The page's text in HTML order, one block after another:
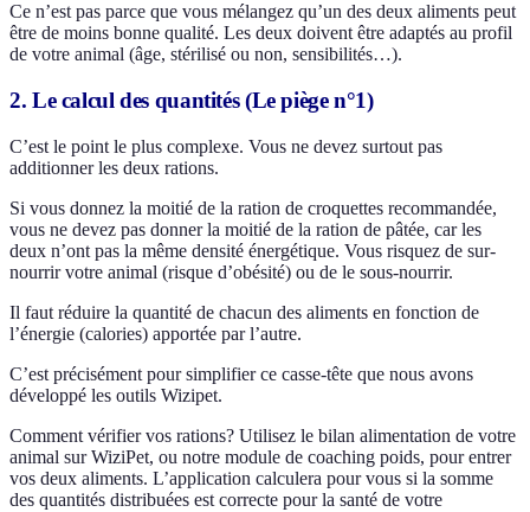
Ce n’est pas parce que vous mélangez qu’un des deux aliments peut
être de moins bonne qualité. Les deux doivent être adaptés au profil
de votre animal (âge, stérilisé ou non, sensibilités…).
2. Le calcul des quantités (Le piège n°1)
C’est le point le plus complexe. Vous ne devez surtout pas
additionner les deux rations.
Si vous donnez la moitié de la ration de croquettes recommandée,
vous ne devez pas donner la moitié de la ration de pâtée, car les
deux n’ont pas la même densité énergétique. Vous risquez de sur-
nourrir votre animal (risque d’obésité) ou de le sous-nourrir.
Il faut réduire la quantité de chacun des aliments en fonction de
l’énergie (calories) apportée par l’autre.
C’est précisément pour simplifier ce casse-tête que nous avons
développé les outils Wizipet.
Comment vérifier vos rations? Utilisez le bilan alimentation de votre
animal sur WiziPet, ou notre module de coaching poids, pour entrer
vos deux aliments. L’application calculera pour vous si la somme
des quantités distribuées est correcte pour la santé de votre